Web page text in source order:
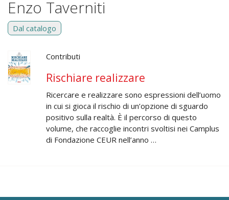
Enzo Taverniti
Dal catalogo
Contributi
Rischiare realizzare
Ricercare e realizzare sono espressioni dell’uomo
in cui si gioca il rischio di un’opzione di sguardo
positivo sulla realtà. È il percorso di questo
volume, che raccoglie incontri svoltisi nei Camplus
di Fondazione CEUR nell’anno …